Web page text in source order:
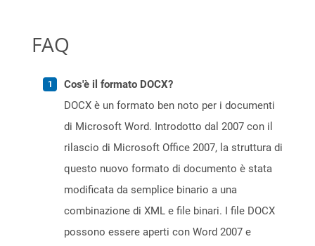
FAQ
Cos'è il formato DOCX?
DOCX è un formato ben noto per i documenti
di Microsoft Word. Introdotto dal 2007 con il
rilascio di Microsoft Office 2007, la struttura di
questo nuovo formato di documento è stata
modificata da semplice binario a una
combinazione di XML e file binari. I file DOCX
possono essere aperti con Word 2007 e